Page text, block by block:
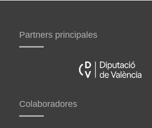
Partners principales
Colaboradores